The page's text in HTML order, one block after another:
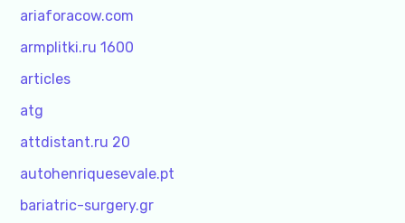
ariaforacow.com
armplitki.ru 1600
articles
atg
attdistant.ru 20
autohenriquesevale.pt
bariatric-surgery.gr